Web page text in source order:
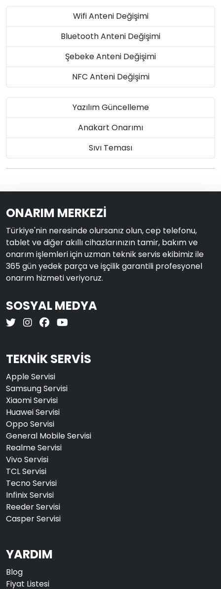
Wifi Anteni Değişimi
Bluetooth Anteni Değişimi
Şebeke Anteni Değişimi
NFC Anteni Değişimi
Yazılım Güncelleme
Anakart Onarımı
Sıvı Teması
ONARIM MERKEZİ
Türkiye'nin neresinde olursanız olun, cep telefonu,
tablet ve diğer akıllı cihazlarınızın tamir, bakım ve
onarım işlemleri için uzman teknik servis ekibimiz ile
365 gün yedek parça ve işçilik garantili profesyonel
onarım hizmeti veriyoruz.
SOSYAL MEDYA
TEKNİK SERVİS
Apple Servisi
Samsung Servisi
Xiaomi Servisi
Huawei Servisi
Oppo Servisi
General Mobile Servisi
Realme Servisi
Vivo Servisi
TCL Servisi
Tecno Servisi
Infinix Servisi
Reeder Servisi
Casper Servisi
YARDIM
Blog
Fiyat Listesi